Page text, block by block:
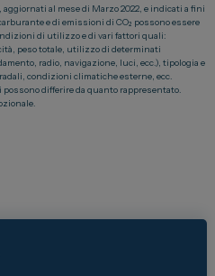
aggiornati al mese di Marzo 2022, e indicati a fini
e di emissioni di CO₂ possono essere
di utilizzo e di vari fattori quali:
peso totale, utilizzo di determinati
radio, navigazione, luci, ecc.), tipologia e
condizioni climatiche esterne, ecc.
differire da quanto rappresentato.